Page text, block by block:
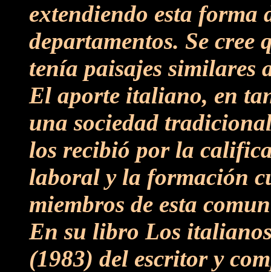
extendiendo esta forma
departamentos. Se
tenía paisajes similares
El aporte italiano, en
una sociedad
los recibió por la
laboral y la formación
miembros de esta
En su libro Los
(1983) del escritor y